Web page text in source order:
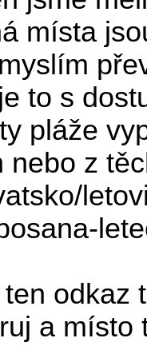
místa
to s
pláže
nebo z
odkaz
a místo